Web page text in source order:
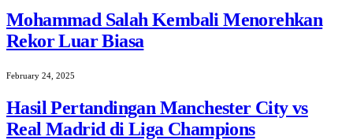
Mohammad Salah Kembali Menorehkan
Rekor Luar Biasa
February 24, 2025
Hasil Pertandingan Manchester City vs
Real Madrid di Liga Champions